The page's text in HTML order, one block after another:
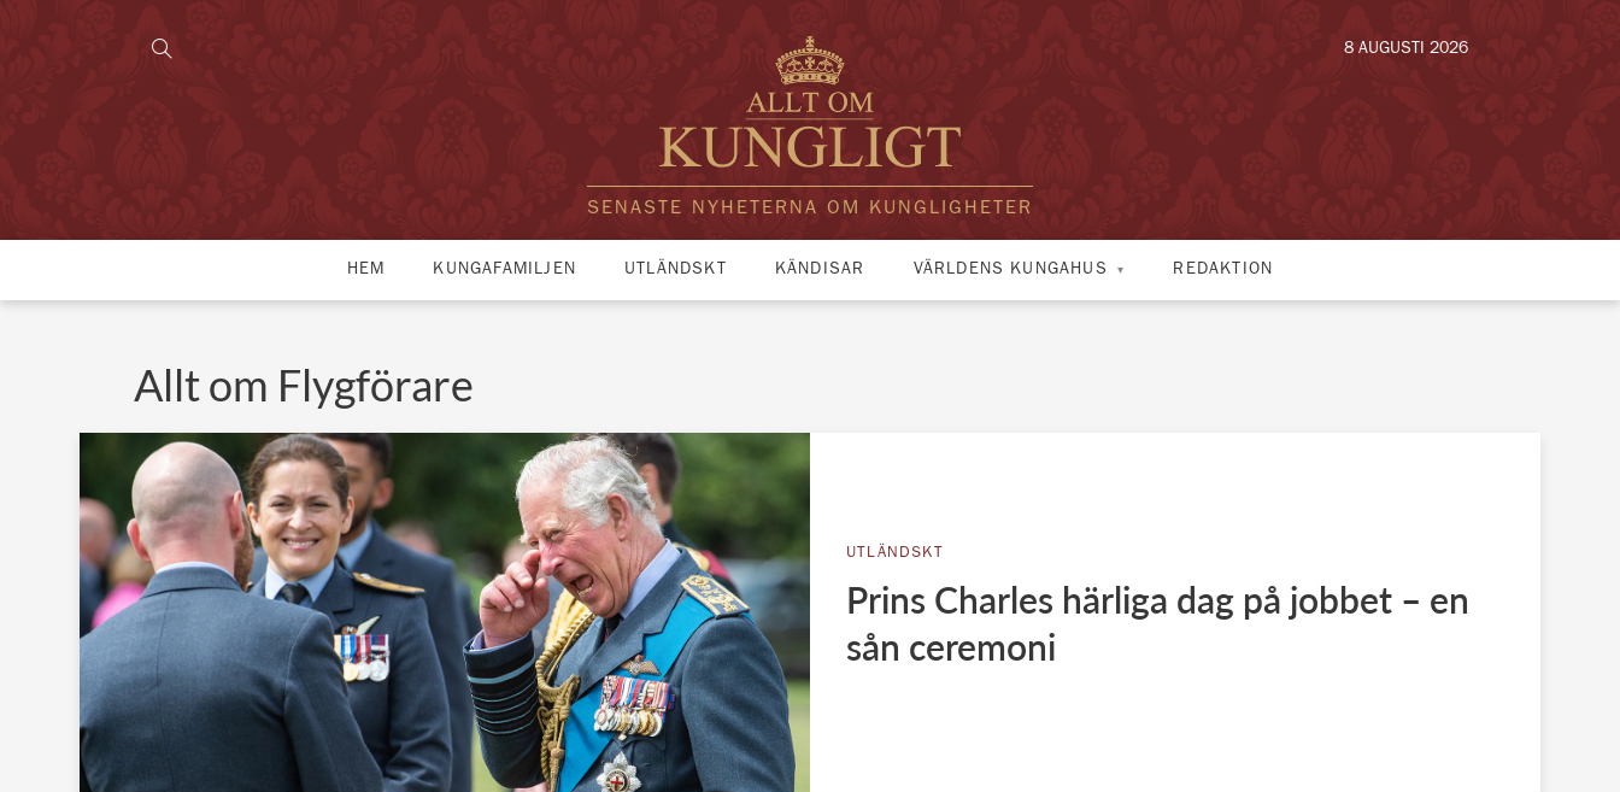
SENASTE NYHETERNA OM KUNGLIGHETER
8 AUGUSTI 2026
HEM KUNGAFAMILJEN UTLÄNDSKT KÄNDISAR VÄRLDENS KUNGAHUS REDAKTION
Allt om Flygförare
UTLÄNDSKT
Prins Charles härliga dag på jobbet – en
sån ceremoni